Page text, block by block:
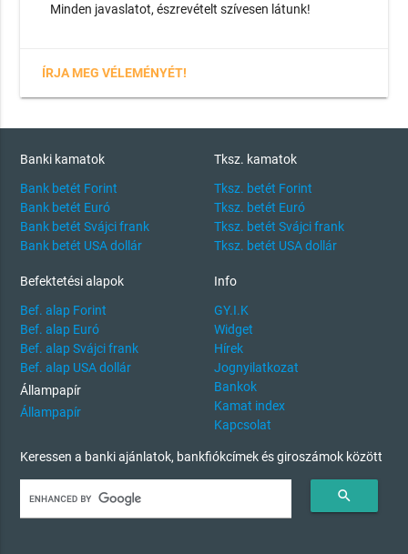
Minden javaslatot, észrevételt szívesen látunk!
ÍRJA MEG VÉLEMÉNYÉT!
Banki kamatok
Bank betét Forint
Bank betét Euró
Bank betét Svájci frank
Bank betét USA dollár
Tksz. kamatok
Tksz. betét Forint
Tksz. betét Euró
Tksz. betét Svájci frank
Tksz. betét USA dollár
Befektetési alapok
Bef. alap Forint
Bef. alap Euró
Bef. alap Svájci frank
Bef. alap USA dollár
Állampapír
Állampapír
Info
GY.I.K
Widget
Hírek
Jognyilatkozat
Bankok
Kamat index
Kapcsolat
Keressen a banki ajánlatok, bankfiókcímek és giroszámok között
search